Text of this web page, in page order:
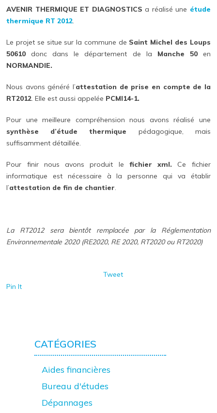
AVENIR THERMIQUE ET DIAGNOSTICS a réalisé une étude
thermique RT 2012.
Le projet se situe sur la commune de Saint Michel des Loups
50610donc dans le département de la Manche 50 en
NORMANDIE.
Nous avons généré l’attestation de prise en compte de la
RT2012. Elle est aussi appelée PCMI14-1.
Pour une meilleure compréhension nous avons réalisé une
synthèse d’étude thermique pédagogique, mais
suffisamment détaillée.
Pour finir nous avons produit le fichier xml. Ce fichier
informatique est nécessaire à la personne qui va établir
l’attestation de fin de chantier.
La RT2012 sera bientôt remplacée par la Réglementation
Environnementale 2020 (RE2020, RE 2020, RT2020 ou RT2020)
Tweet
Pin It
CATÉGORIES
Aides financières
Bureau d'études
Dépannages